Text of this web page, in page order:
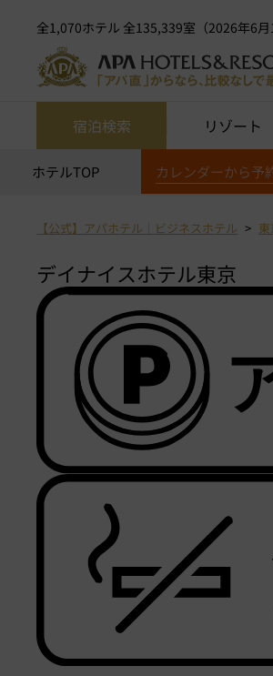
全1,070ホテル 全135,339室（2026年6月
宿泊検索 リゾート
ホテルTOP カレンダーから予
【公式】アパホテル｜ビジネスホテル
デイナイスホテル東京